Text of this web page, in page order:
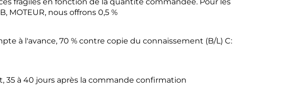
MOTEUR, nous offrons 0,5 %
à l'avance, 70 % contre copie du connaissement (B/L) C:
35 à 40 jours après la commande confirmation